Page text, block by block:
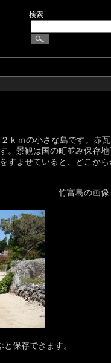
検索
ｋｍの小さな島です。赤
。景観は国の町並み保存地
すませていると、どこか
竹富島の画像
保存できます。